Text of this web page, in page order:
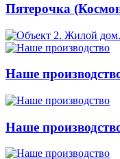
Пятерочка
Наше
Наше